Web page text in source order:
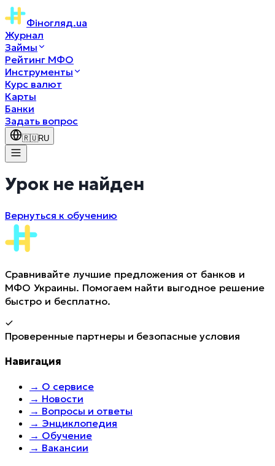
Фіногляд.ua
Журнал
Займы
Рейтинг МФО
Инструменты
Курс валют
Карты
Банки
Задать вопрос
🇷🇺RU
Урок не найден
Вернуться к обучению
Сравнивайте лучшие предложения от банков и
МФО Украины. Помогаем найти выгодное решение
быстро и бесплатно.
Проверенные партнеры и безопасные условия
Навигация
→ О сервисе
→ Новости
→ Вопросы и ответы
→ Энциклопедия
→ Обучение
→ Вакансии